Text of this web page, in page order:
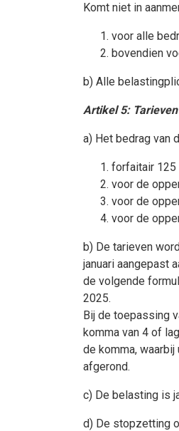
Komt niet in
voor alle
bovendien
b) Alle
Artikel 5: Tarieven
a) Het bedrag van
forfaitair 125
voor de
voor de
voor de
b) De tarieven
januari aangepast
de volgende
2025.
Bij de toepassing
komma van 4 of
de komma,
afgerond.
c) De belasting is
d) De stopzetting